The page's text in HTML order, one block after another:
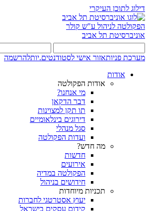
דילוג לתוכן העיקרי
הפקולטה לניהול ע"ש קולר
אוניברסיטת תל אביב
מערכת פניותאזור אישי לסטודנטים.יותלהרשמה
אודות
אודות הפקולטה
מי אנחנו?
דבר הדקאן
תו תקן למצוינות
דירוגים בינלאומיים
סגל מנהלי
ועדות הפקולטה
מה חדש?
חדשות
אירועים
הפקולטה במדיה
חידושים בניהול
תכניות מיוחדות
יעוץ אסטרטגי לחברות
קידום עסקים בישראל